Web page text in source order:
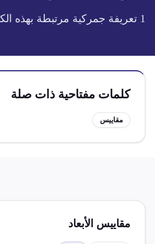
1 تعريفة جمركية مرتبطة بهذه
كلمات مفتاحية ذات صلة
مقاييس
مقاييس الأبعاد